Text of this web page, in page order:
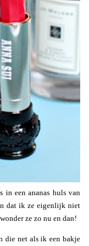
een ananas huls van
dat ik ze eigenlijk niet
ze zo nu en dan!
die net als ik een bakje